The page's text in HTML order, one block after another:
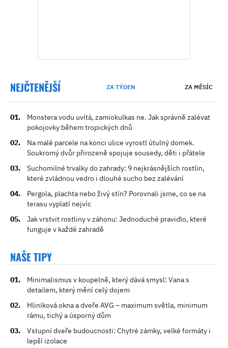
NEJČTENĚJŠÍ ZA TÝDEN ZA MĚSÍC
Monstera vodu uvítá, zamiokulkas ne. Jak správně zalévat
pokojovky během tropických dnů
Na malé parcele na konci ulice vyrostl útulný domek.
Soukromý dvůr přirozeně spojuje sousedy, děti i přátele
Suchomilné trvalky do zahrady: 9 nejkrásnějších rostlin,
které zvládnou vedro i dlouhé sucho bez zalévání
Pergola, plachta nebo živý stín? Porovnali jsme, co se na
terasu vyplatí nejvíc
Jak vrstvit rostliny v záhonu: Jednoduché pravidlo, které
funguje v každé zahradě
NAŠE TIPY
Minimalismus v koupelně, který dává smysl: Vana s
detailem, který mění celý dojem
Hliníková okna a dveře AVG – maximum světla, minimum
rámu, tichý a úsporný dům
Vstupní dveře budoucnosti: Chytré zámky, velké formáty i
lepší izolace